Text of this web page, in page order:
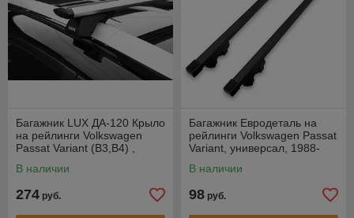
Багажник LUX ДА-120 Крыло
на рейлинги Volkswagen
Passat Variant (B3,B4) ,
В наличии
274 руб.
Багажник Евродеталь на
рейлинги Volkswagen Passat
Variant, универсал, 1988-
В наличии
98 руб.